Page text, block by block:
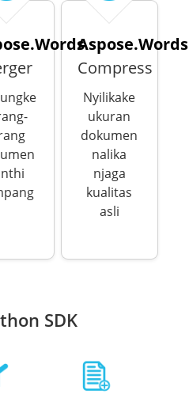
Aspose.Words
Compress
Nyilikake
ukuran
dokumen
nalika
njaga
kualitas
asli
SDK